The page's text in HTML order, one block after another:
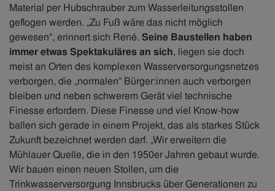
Material per Hubschrauber zum Wasserleitungsstollen
geflogen werden. „Zu Fuß wäre das nicht möglich
gewesen“, erinnert sich René. Seine Baustellen haben
immer etwas Spektakuläres an sich, liegen sie doch
meist an Orten des komplexen Wasserversorgungsnetzes
verborgen, die „normalen“ Bürger:innen auch verborgen
bleiben und neben schwerem Gerät viel technische
Finesse erfordern. Diese Finesse und viel Know-how
ballen sich gerade in einem Projekt, das als starkes Stück
Zukunft bezeichnet werden darf. „Wir erweitern die
Mühlauer Quelle, die in den 1950er Jahren gebaut wurde.
Wir bauen einen neuen Stollen, um die
Trinkwasserversorgung Innsbrucks über Generationen zu